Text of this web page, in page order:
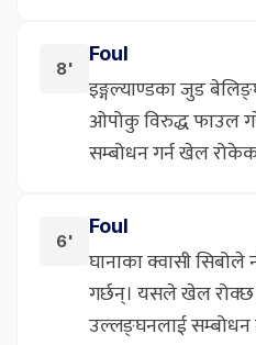
8'
Foul
इङ्गल्याण्डका जुड
ओपोकु विरुद्ध फाउल
सम्बोधन गर्न खेल
6'
Foul
घानाका क्वासी
गर्छन्। यसले खेल रोक्छ
उल्लङ्घनलाई सम्बोधन